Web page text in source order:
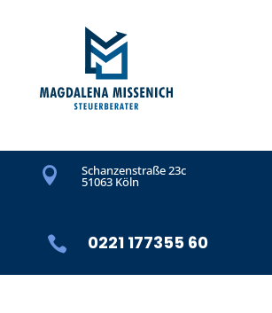
 Schanzenstraße 23c
51063 Köln
 0221 177355 60